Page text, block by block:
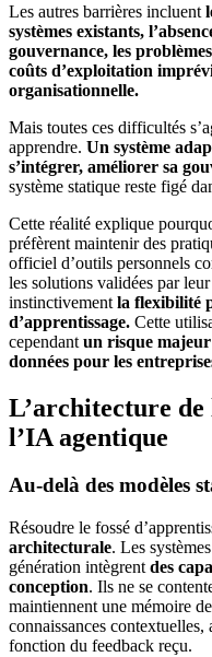
Les autres barrières incluent
systèmes existants,
gouvernance, les
coûts d’exploitation
organisationnelle.
Mais toutes ces difficultés
apprendre. Un système
s’intégrer, améliorer sa
système statique reste figé
Cette réalité explique
préfèrent maintenir des
officiel d’outils personnels
les solutions validées par
instinctivement la flexibilité
d’apprentissage. Cette
cependant un risque majeur
données pour les
L’architecture de
l’IA agentique
Au-delà des modèles
Résoudre le fossé
architecturale. Les
génération intègrent des
conception. Ils ne se
maintiennent une mémoire
connaissances
fonction du feedback reçu.